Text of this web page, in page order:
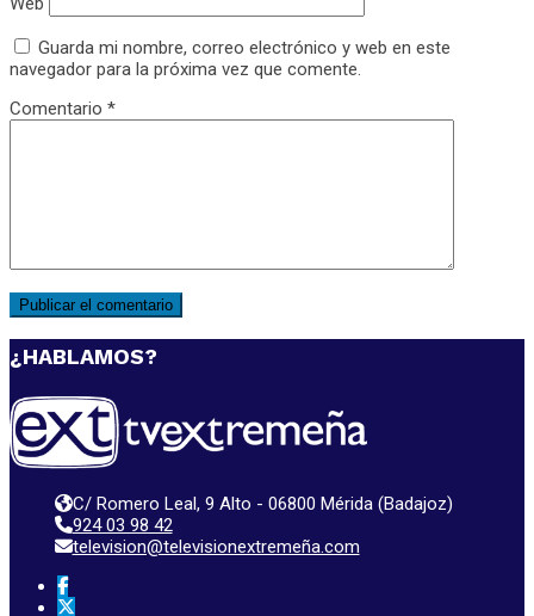
Guarda mi nombre, correo electrónico y web en este
navegador para la próxima vez que comente.
Comentario *
¿HABLAMOS?
C/ Romero Leal, 9 Alto - 06800 Mérida (Badajoz)
924 03 98 42
television@televisionextremeña.com